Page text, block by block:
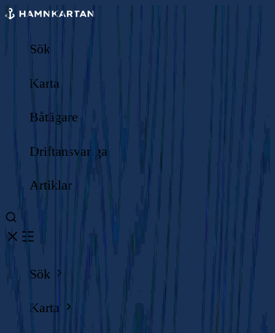
Sök
Karta
Båtägare
Driftansvariga
Artiklar
Sök
Karta